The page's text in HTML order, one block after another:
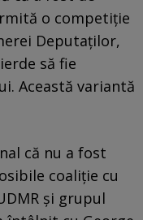
o competiție
Deputaților,
să fie
Această variantă
că nu a fost
coaliție cu
și grupul